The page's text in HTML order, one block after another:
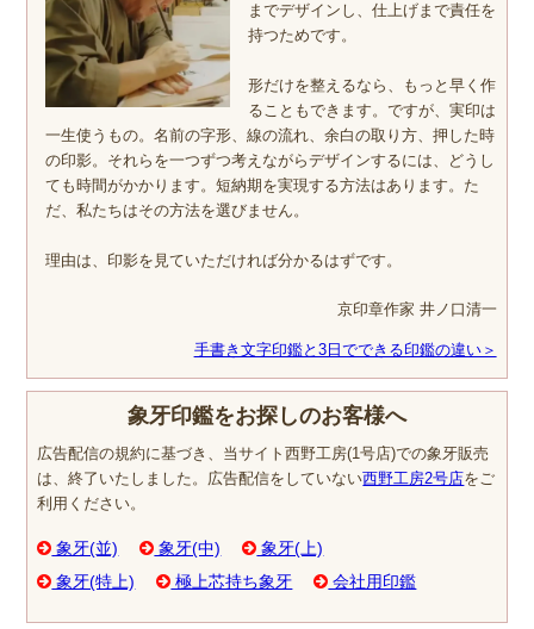
までデザインし、仕上げまで責任を
持つためです。
形だけを整えるなら、もっと早く作
ることもできます。ですが、実印は
一生使うもの。名前の字形、線の流れ、余白の取り方、押した時
の印影。それらを一つずつ考えながらデザインするには、どうし
ても時間がかかります。短納期を実現する方法はあります。た
だ、私たちはその方法を選びません。
理由は、印影を見ていただければ分かるはずです。
京印章作家 井ノ口清一
手書き文字印鑑と3日でできる印鑑の違い＞
象牙印鑑をお探しのお客様へ
広告配信の規約に基づき、当サイト西野工房(1号店)での象牙販売
は、終了いたしました。広告配信をしていない西野工房2号店をご
利用ください。
象牙(並) 象牙(中)
象牙(上)
象牙(特上)
極上芯持ち象牙 会社用印鑑